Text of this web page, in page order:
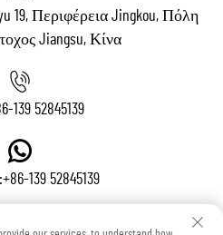
19, Περιφέρεια Jingkou, Πόλη
Jiangsu, Κίνα
139 52845139
+86-139 52845139